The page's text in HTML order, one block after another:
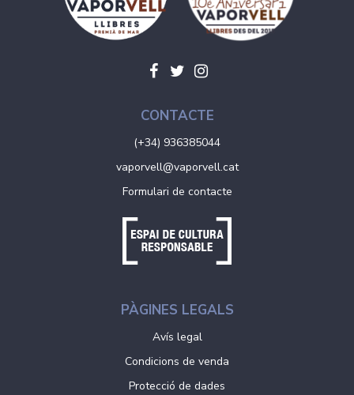
CONTACTE
(+34) 936385044
vaporvell@vaporvell.cat
Formulari de contacte
PÀGINES LEGALS
Avís legal
Condicions de venda
Protecció de dades